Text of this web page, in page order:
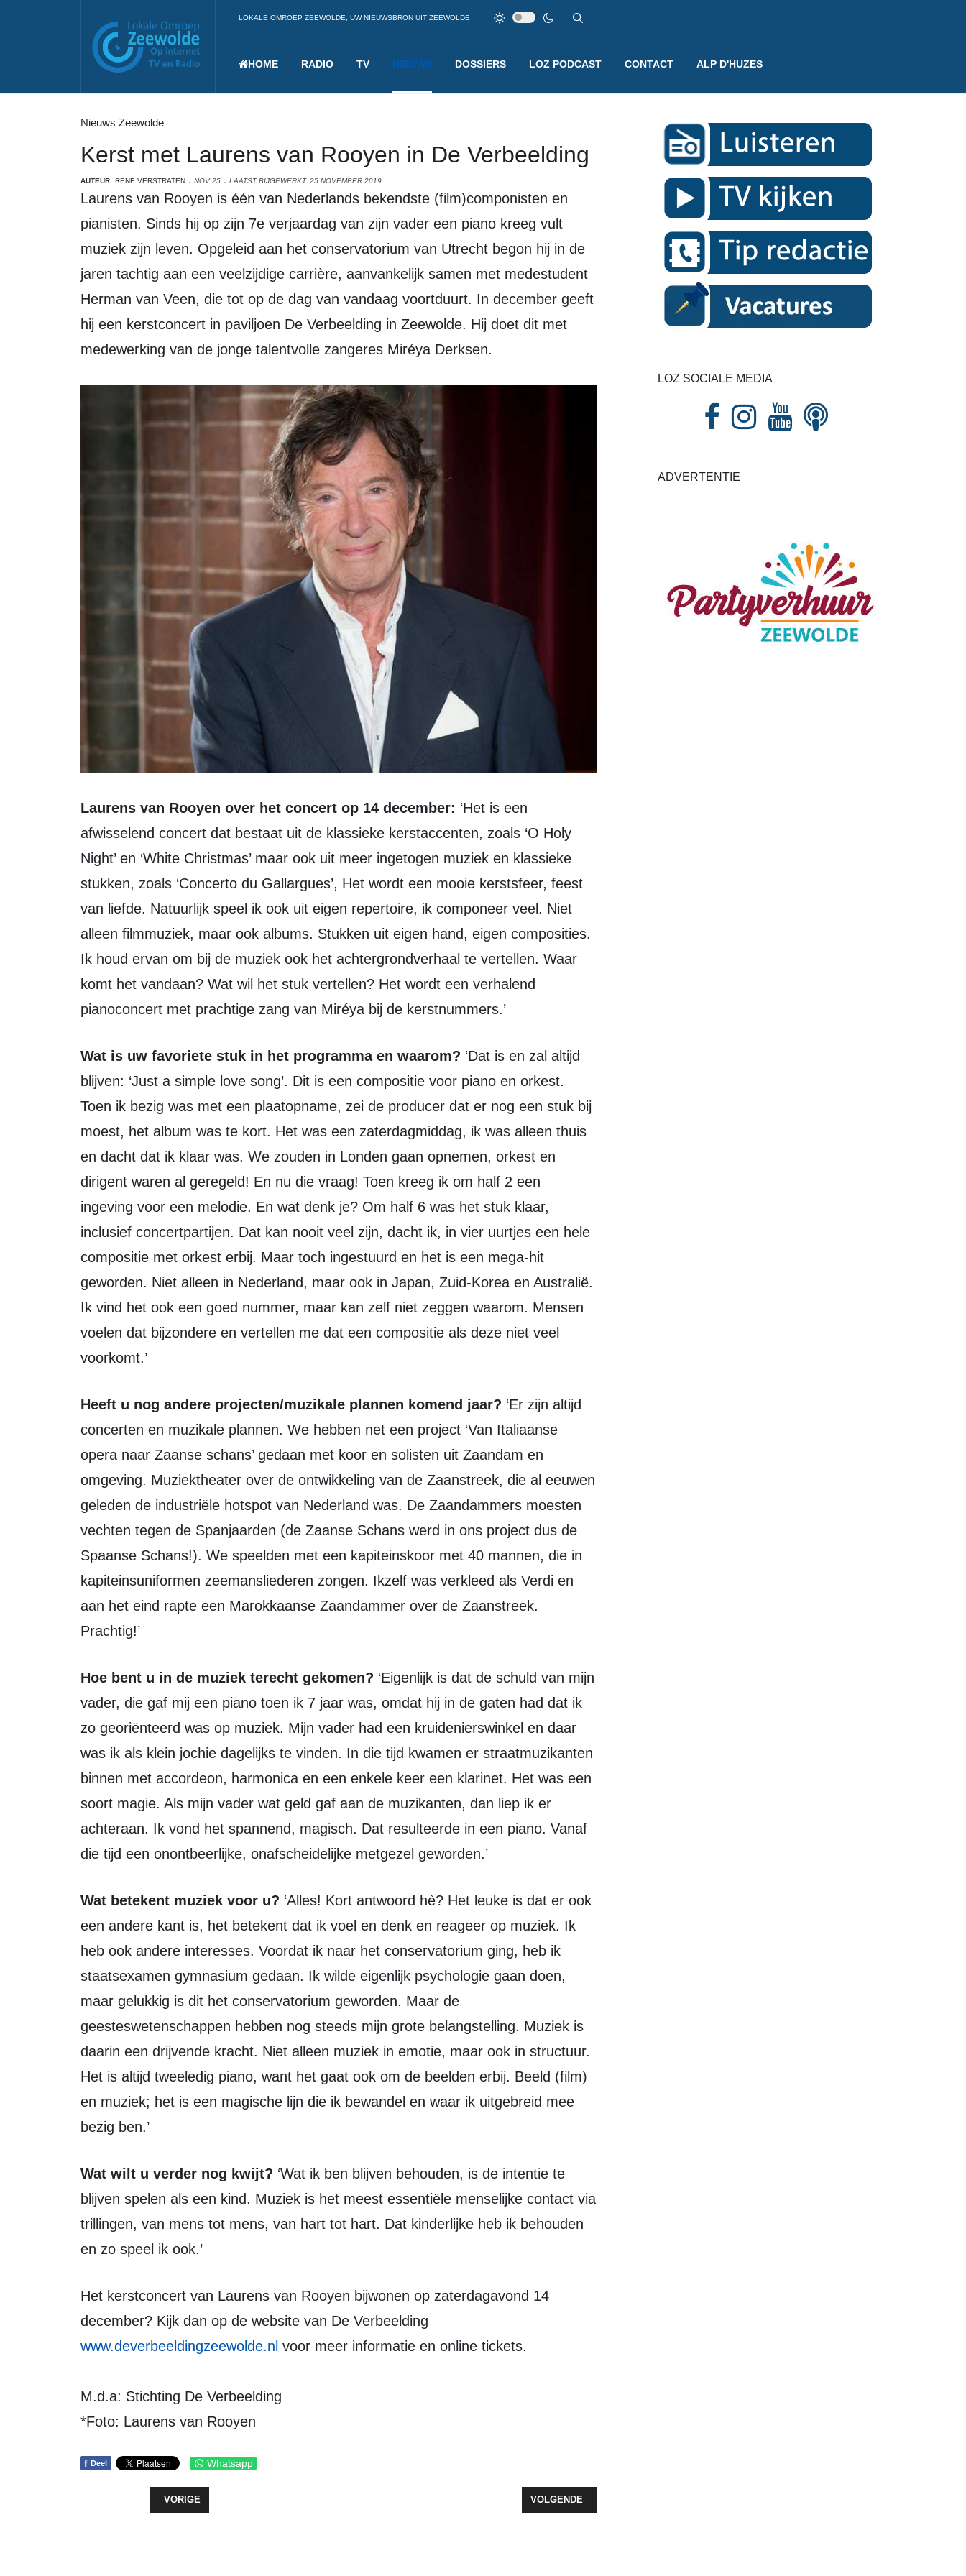
LOKALE OMROEP ZEEWOLDE, UW NIEUWSBRON UIT ZEEWOLDE
HOME RADIO TV NIEUWS DOSSIERS LOZ PODCAST CONTACT ALP D'HUZES
Nieuws Zeewolde
Kerst met Laurens van Rooyen in De Verbeelding
AUTEUR: RENE VERSTRATEN NOV 25 LAATST BIJGEWERKT: 25 NOVEMBER 2019
Laurens van Rooyen is één van Nederlands bekendste (film)componisten en
pianisten. Sinds hij op zijn 7e verjaardag van zijn vader een piano kreeg vult
muziek zijn leven. Opgeleid aan het conservatorium van Utrecht begon hij in de
jaren tachtig aan een veelzijdige carrière, aanvankelijk samen met medestudent
Herman van Veen, die tot op de dag van vandaag voortduurt. In december geeft
hij een kerstconcert in paviljoen De Verbeelding in Zeewolde. Hij doet dit met
medewerking van de jonge talentvolle zangeres Miréya Derksen.
Laurens van Rooyen over het concert op 14 december: ‘Het is een
afwisselend concert dat bestaat uit de klassieke kerstaccenten, zoals ‘O Holy
Night’ en ‘White Christmas’ maar ook uit meer ingetogen muziek en klassieke
stukken, zoals ‘Concerto du Gallargues’, Het wordt een mooie kerstsfeer, feest
van liefde. Natuurlijk speel ik ook uit eigen repertoire, ik componeer veel. Niet
alleen filmmuziek, maar ook albums. Stukken uit eigen hand, eigen composities.
Ik houd ervan om bij de muziek ook het achtergrondverhaal te vertellen. Waar
komt het vandaan? Wat wil het stuk vertellen? Het wordt een verhalend
pianoconcert met prachtige zang van Miréya bij de kerstnummers.’
Wat is uw favoriete stuk in het programma en waarom? ‘Dat is en zal altijd
blijven: ‘Just a simple love song’. Dit is een compositie voor piano en orkest.
Toen ik bezig was met een plaatopname, zei de producer dat er nog een stuk bij
moest, het album was te kort. Het was een zaterdagmiddag, ik was alleen thuis
en dacht dat ik klaar was. We zouden in Londen gaan opnemen, orkest en
dirigent waren al geregeld! En nu die vraag! Toen kreeg ik om half 2 een
ingeving voor een melodie. En wat denk je? Om half 6 was het stuk klaar,
inclusief concertpartijen. Dat kan nooit veel zijn, dacht ik, in vier uurtjes een hele
compositie met orkest erbij. Maar toch ingestuurd en het is een mega-hit
geworden. Niet alleen in Nederland, maar ook in Japan, Zuid-Korea en Australië.
Ik vind het ook een goed nummer, maar kan zelf niet zeggen waarom. Mensen
voelen dat bijzondere en vertellen me dat een compositie als deze niet veel
voorkomt.’
Heeft u nog andere projecten/muzikale plannen komend jaar? ‘Er zijn altijd
concerten en muzikale plannen. We hebben net een project ‘Van Italiaanse
opera naar Zaanse schans’ gedaan met koor en solisten uit Zaandam en
omgeving. Muziektheater over de ontwikkeling van de Zaanstreek, die al eeuwen
geleden de industriële hotspot van Nederland was. De Zaandammers moesten
vechten tegen de Spanjaarden (de Zaanse Schans werd in ons project dus de
Spaanse Schans!). We speelden met een kapiteinskoor met 40 mannen, die in
kapiteinsuniformen zeemansliederen zongen. Ikzelf was verkleed als Verdi en
aan het eind rapte een Marokkaanse Zaandammer over de Zaanstreek.
Prachtig!’
Hoe bent u in de muziek terecht gekomen? ‘Eigenlijk is dat de schuld van mijn
vader, die gaf mij een piano toen ik 7 jaar was, omdat hij in de gaten had dat ik
zo georiënteerd was op muziek. Mijn vader had een kruidenierswinkel en daar
was ik als klein jochie dagelijks te vinden. In die tijd kwamen er straatmuzikanten
binnen met accordeon, harmonica en een enkele keer een klarinet. Het was een
soort magie. Als mijn vader wat geld gaf aan de muzikanten, dan liep ik er
achteraan. Ik vond het spannend, magisch. Dat resulteerde in een piano. Vanaf
die tijd een onontbeerlijke, onafscheidelijke metgezel geworden.’
Wat betekent muziek voor u? ‘Alles! Kort antwoord hè? Het leuke is dat er ook
een andere kant is, het betekent dat ik voel en denk en reageer op muziek. Ik
heb ook andere interesses. Voordat ik naar het conservatorium ging, heb ik
staatsexamen gymnasium gedaan. Ik wilde eigenlijk psychologie gaan doen,
maar gelukkig is dit het conservatorium geworden. Maar de
geesteswetenschappen hebben nog steeds mijn grote belangstelling. Muziek is
daarin een drijvende kracht. Niet alleen muziek in emotie, maar ook in structuur.
Het is altijd tweeledig piano, want het gaat ook om de beelden erbij. Beeld (film)
en muziek; het is een magische lijn die ik bewandel en waar ik uitgebreid mee
bezig ben.’
Wat wilt u verder nog kwijt? ‘Wat ik ben blijven behouden, is de intentie te
blijven spelen als een kind. Muziek is het meest essentiële menselijke contact via
trillingen, van mens tot mens, van hart tot hart. Dat kinderlijke heb ik behouden
en zo speel ik ook.’
Het kerstconcert van Laurens van Rooyen bijwonen op zaterdagavond 14
december? Kijk dan op de website van De Verbeelding
www.deverbeeldingzeewolde.nl voor meer informatie en online tickets.
M.d.a: Stichting De Verbeelding
*Foto: Laurens van Rooyen
f Deel Whatsapp
VORIG ARTIKEL: INSCHRIJVING JANTJE BETON COLLECTE GEOPEND
VORIGE VOLGENDE ARTIKEL: GEZAMENLIJKE AMBITIE RIJK EN PROVINCIE OM FLEVOLAND
VOLGENDE
LOZ SOCIALE MEDIA
ADVERTENTIE